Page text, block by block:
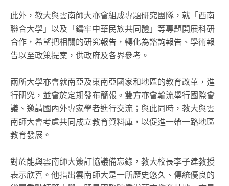
此外，教大與雲南師大亦會組成專題研究團隊，就「西南
聯合大學」以及「鑄牢中華民族共同體」等專題開展科研
合作，希望把相關的研究報告，轉化為諮詢報告、學術報
告以至政策提案，供政府及各界參考。
兩所大學亦會就南亞及東南亞國家和地區的教育改革，進
行研究，並會於定期發布簡報。雙方亦會輪流舉行國際會
議、邀請國內外專家學者進行交流；與此同時，教大與雲
南師大會考慮共同成立教育資料庫，以促進一帶一路地區
教育發展。
對於能與雲南師大簽訂協議備忘錄，教大校長李子建教授
表示欣喜。他指出雲南師大是一所歷史悠久、傳統優良的